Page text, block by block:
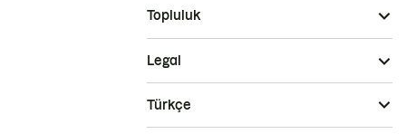
Topluluk
Legal
Türkçe